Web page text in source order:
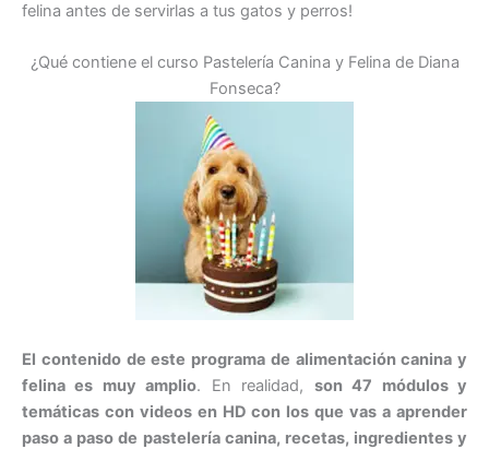
felina antes de servirlas a tus gatos y perros!
¿Qué contiene el curso Pastelería Canina y Felina de Diana
Fonseca?
El contenido de este programa de alimentación canina y
felina es muy amplio. En realidad, son 47 módulos y
temáticas con videos en HD con los que vas a aprender
paso a paso de pastelería canina, recetas, ingredientes y